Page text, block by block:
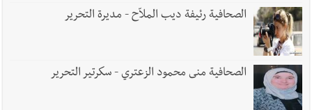
الصحافية رئيفة ديب الملاّح - مديرة التحرير
الصحافية منى محمود الزعتري - سكرتير التحرير